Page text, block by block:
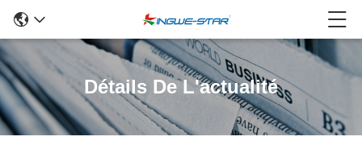
Détails De L'actualité